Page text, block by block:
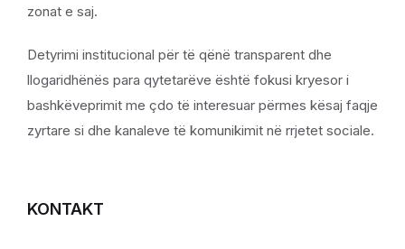
zonat e saj.
Detyrimi institucional për të qënë transparent dhe
llogaridhënës para qytetarëve është fokusi kryesor i
bashkëveprimit me çdo të interesuar përmes kësaj faqje
zyrtare si dhe kanaleve të komunikimit në rrjetet sociale.
KONTAKT